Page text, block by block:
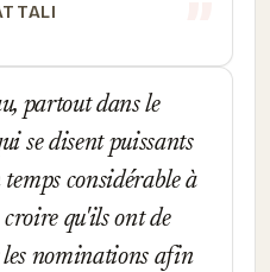
partout dans le
se disent puissants
considérable à
qu'ils ont de
nominations afin